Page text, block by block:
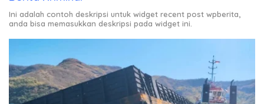
Ini adalah contoh deskripsi untuk widget recent post wpberita,
anda bisa memasukkan deskripsi pada widget ini.